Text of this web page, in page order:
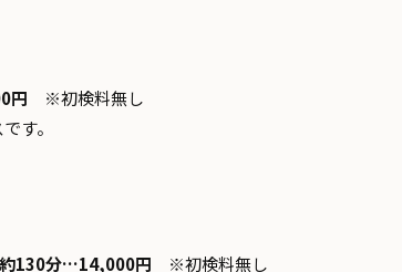
円 ※初検料無し
す。
約130分…14,000円 ※初検料無し